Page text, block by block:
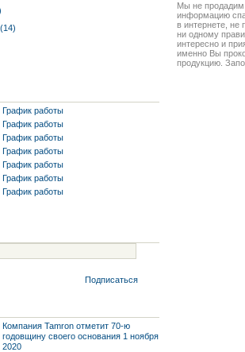
График работы
График работы
График работы
График работы
График работы
График работы
График работы
Подписаться
Компания Tamron отметит 70-ю
годовщину своего основания 1 ноября
2020
Мы не
информацию
в интернете, не
ни одному
интересно и
именно Вы
продукцию.